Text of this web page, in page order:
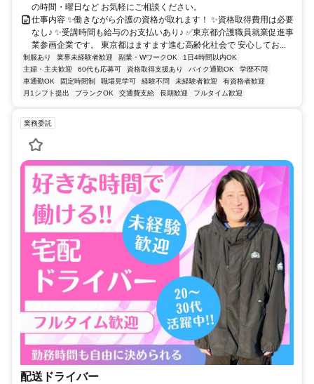
の時間・曜日など お気軽にご相談ください。
仕事内容 ✨働きながら介護の資格が取れます！ ✨資格取得費用は必要
なし♪ ✨受講時間も給与のお支払いあり♪ ✅️東京都介護職員就業促進事
業参画企業です。 東京都はますます進む高齢化社会で 安心してお...
制服あり 業界未経験者歓迎 副業・WワークOK
1日4時間以内OK
主婦・主夫歓迎
60代も応募可 資格取得支援あり バイク通勤OK
学歴不問
車通勤OK
固定時間制 職場見学可 経験不問 未経験者歓迎
有資格者歓迎
月1シフト提出
ブランクOK 交通費支給 長期歓迎 フルタイム歓迎
業務委託
配送ドライバー